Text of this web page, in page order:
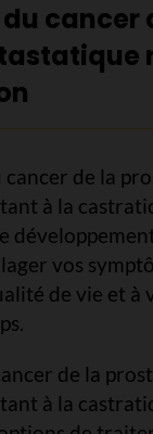
cancer
de la
à la
vos
de vie et à
de la
à la